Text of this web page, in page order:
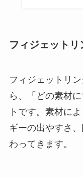
フィジェット
フィジェットリ
ら、「どの素材
トです。素材に
ギーの出やすさ
わってきます。